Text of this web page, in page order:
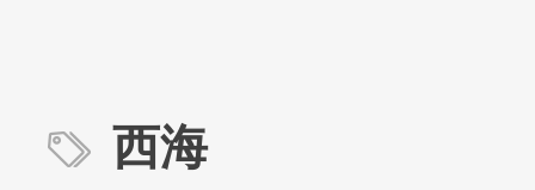
西海